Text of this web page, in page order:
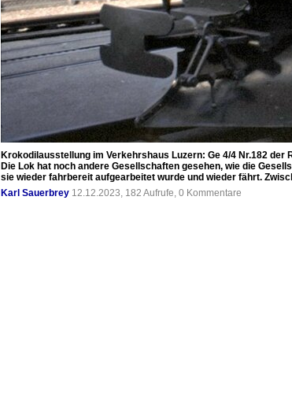
Krokodilausstellung im Verkehrshaus Luzern: Ge 4/4 Nr.182
Die Lok hat noch andere Gesellschaften gesehen, wie die
sie wieder fahrbereit aufgearbeitet wurde und wieder fährt.
Karl Sauerbrey 12.12.2023, 182 Aufrufe, 0 Kommentare